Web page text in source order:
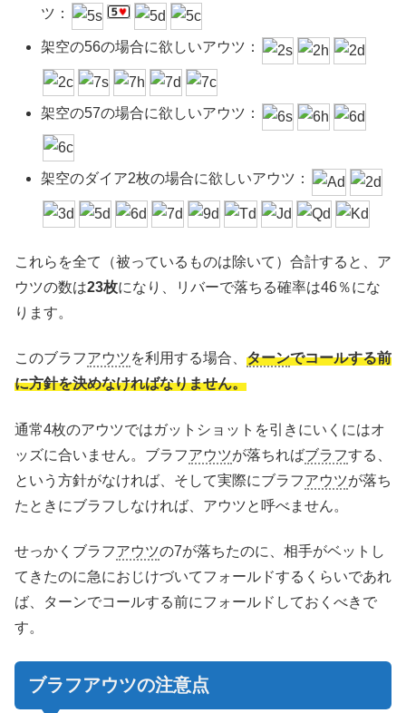
ツ：
架空の56の場合に欲しいアウツ：
架空の57の場合に欲しいアウツ：
架空のダイア2枚の場合に欲しいアウツ：
これらを全て（被っているものは除いて）合計すると、ア
ウツの数は23枚になり、リバーで落ちる確率は46％にな
ります。
このブラフアウツを利用する場合、 ターンでコールする前
に方針を決めなければなりません。
通常4枚のアウツではガットショットを引きにいくにはオ
ッズに合いません。ブラフアウツが落ちればブラフする、
という方針がなければ、そして実際にブラフアウツが落ち
たときにブラフしなければ、アウツと呼べません。
せっかくブラフアウツの7が落ちたのに、相手がベットし
てきたのに急におじけづいてフォールドするくらいであれ
ば、ターンでコールする前にフォールドしておくべきで
す。
ブラフアウツの注意点